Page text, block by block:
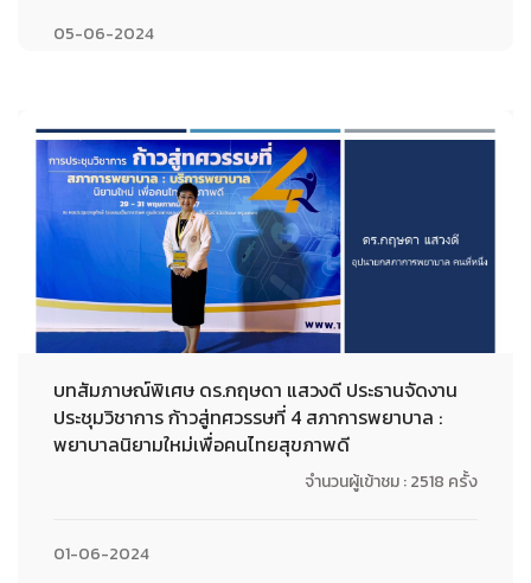
05-06-2024
บทสัมภาษณ์พิเศษ ดร.กฤษดา แสวงดี ประธานจัดงาน
ประชุมวิชาการ ก้าวสู่ทศวรรษที่ 4 สภาการพยาบาล :
พยาบาลนิยามใหม่เพื่อคนไทยสุขภาพดี
จำนวนผู้เข้าชม : 2518 ครั้ง
01-06-2024